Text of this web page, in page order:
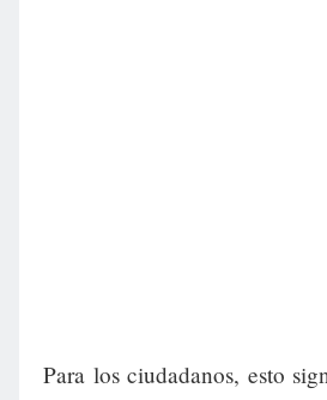
Para los ciudadanos, esto